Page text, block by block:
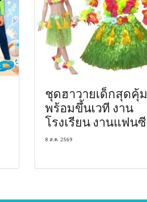
ชุดฮาวายเด็กสุดคุ้ม
พร้อมขึ้นเวที งาน
โรงเรียน งานแฟนซี
8 ส.ค. 2569